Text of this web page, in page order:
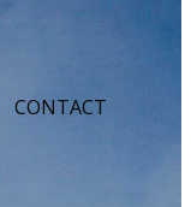
CONTACT